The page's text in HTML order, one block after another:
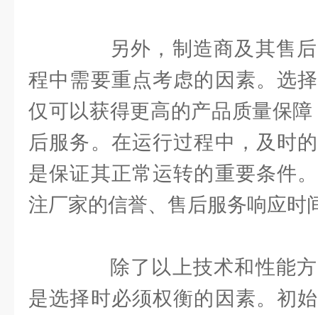
另外，制造商及其售后
程中需要重点考虑的因素。选
仅可以获得更高的产品质量保
后服务。在运行过程中，及时
是保证其正常运转的重要条件
注厂家的信誉、售后服务响应时
除了以上技术和性能方
是选择时必须权衡的因素。初